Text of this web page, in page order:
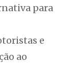
para
e
ao